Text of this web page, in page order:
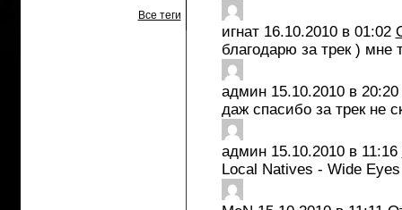
игнат 16.10.2010 в 01:02
благодарю за трек ) мне
админ 15.10.2010 в 20:20
даж спасибо за трек не
админ 15.10.2010 в 11:16
Local Natives - Wide Eyes
Все теги